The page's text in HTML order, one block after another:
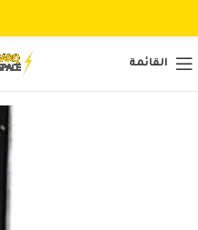
القائمة